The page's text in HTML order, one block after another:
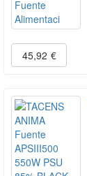
45,92 €